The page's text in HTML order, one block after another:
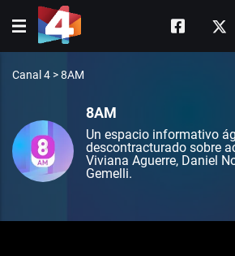
Canal 4 >8AM
8AM
Un espacio informativo
descontracturado sobre
Viviana Aguerre, Daniel
Gemelli.